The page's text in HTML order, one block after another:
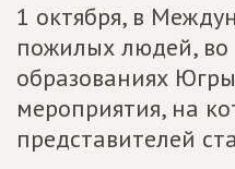
1 октября, в
пожилых людей,
образованиях
мероприятия, на
представителей